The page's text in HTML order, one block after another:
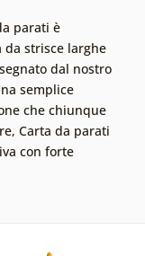
parati è
da strisce larghe
dal nostro
semplice
che chiunque
, Carta da parati
con forte